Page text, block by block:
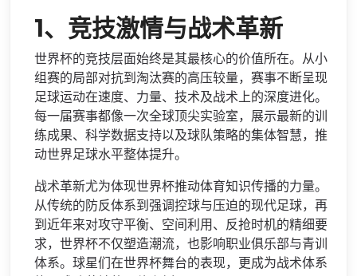
1、竞技激情与战术革新
世界杯的竞技层面始终是其最核心的价值所在。从小
组赛的局部对抗到淘汰赛的高压较量，赛事不断呈现
足球运动在速度、力量、技术及战术上的深度进化。
每一届赛事都像一次全球顶尖实验室，展示最新的训
练成果、科学数据支持以及球队策略的集体智慧，推
动世界足球水平整体提升。
战术革新尤为体现世界杯推动体育知识传播的力量。
从传统的防反体系到强调控球与压迫的现代足球，再
到近年来对攻守平衡、空间利用、反抢时机的精细要
求，世界杯不仅塑造潮流，也影响职业俱乐部与青训
体系。球星们在世界杯舞台的表现，更成为战术体系